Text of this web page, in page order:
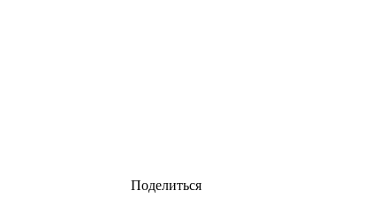
Поделиться